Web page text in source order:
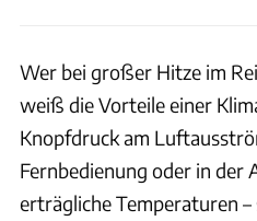
Wer bei großer Hitze im
weiß die Vorteile einer
Knopfdruck am
Fernbedienung oder in der
erträgliche Temperaturen